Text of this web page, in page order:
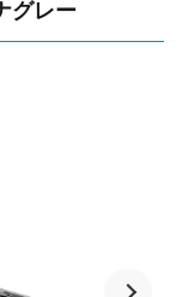
グレー